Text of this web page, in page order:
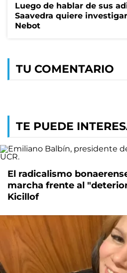
Luego de hablar de sus
Saavedra quiere
Nebot
TU COMENTARIO
TE PUEDE
El radicalismo
marcha frente al
Kicillof